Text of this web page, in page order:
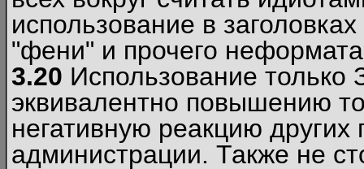
использование в
"фени" и прочего
3.20 Использование
эквивалентно повышению
негативную реакцию
администрации. Также не